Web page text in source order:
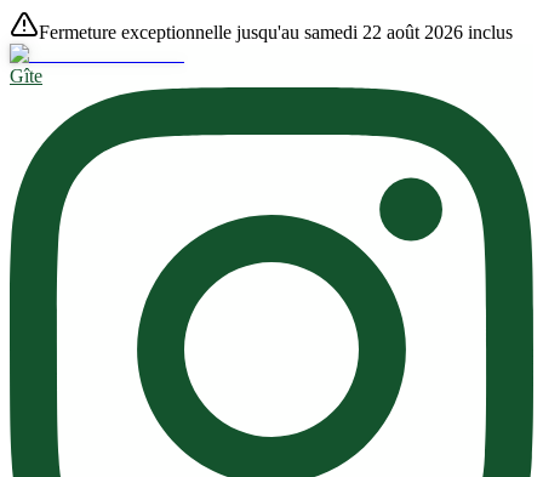
Fermeture exceptionnelle jusqu'au samedi 22 août 2026 inclus
Gîte